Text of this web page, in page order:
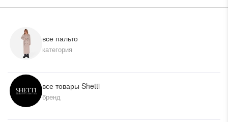
все пальто
категория
все товары Shetti
бренд